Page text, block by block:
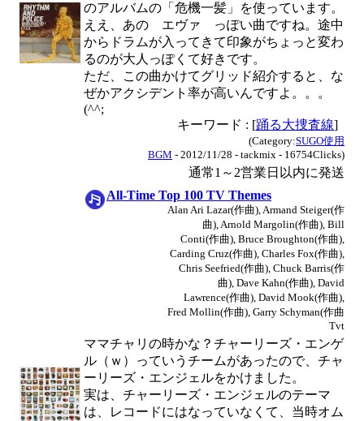
のアルバムの「危機一髪」を使っています。
ええ、あの エヴァ っぽい曲ですね。途中
からドラムが入ってきて印象がちょっと変わ
るのが大人っぽくて好きです。
ただ、この曲かけてグリッド紹介すると、な
ぜかアクシデント率が高いんですよ。。。
(^^;
キーワード : [踊る大捜査線]
(Category:SUGO使用
BGM - 2012/11/28 - tackmix - 16754Clicks)
通常1～2営業日以内に発送
All-Time Top 100 TV Themes
Alan Ari Lazar(作曲), Armand Steiger(作
曲), Arnold Margolin(作曲), Bill
Conti(作曲), Bruce Broughton(作曲),
Carding Cruz(作曲), Charles Fox(作曲),
Chris Seefried(作曲), Chuck Barris(作
曲), Dave Kahn(作曲), David
Lawrence(作曲), David Mook(作曲),
Fred Mollin(作曲), Garry Schyman(作曲
Tvt
ママチャリの時かな？チャーリーズ・エンゲ
ル（ｗ）っていうチームがあったので、チャ
ーリーズ・エンジェルをかけました。
実は、チャーリーズ・エンジェルのテーマ
は、レコードにはなっていなくて、当時オム